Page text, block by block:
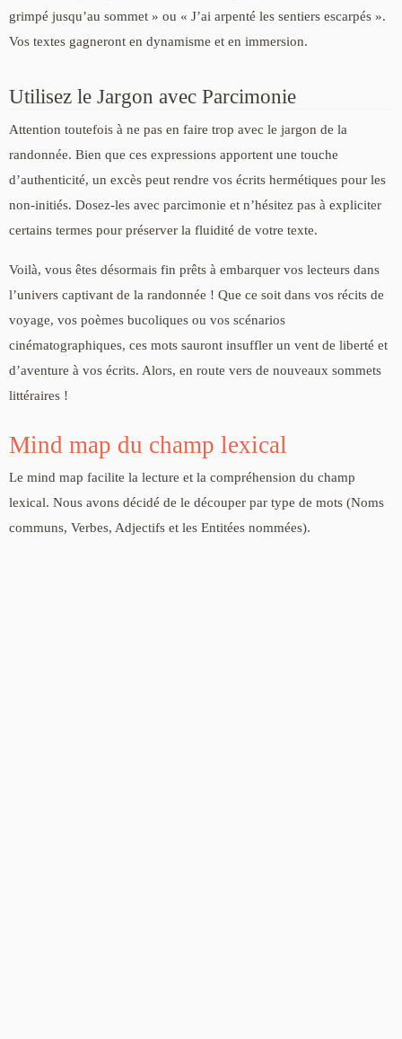
grimpé jusqu’au sommet » ou « J’ai arpenté les sentiers escarpés ».
Vos textes gagneront en dynamisme et en immersion.
Utilisez le Jargon avec Parcimonie
Attention toutefois à ne pas en faire trop avec le jargon de la
randonnée. Bien que ces expressions apportent une touche
d’authenticité, un excès peut rendre vos écrits hermétiques pour les
non-initiés. Dosez-les avec parcimonie et n’hésitez pas à expliciter
certains termes pour préserver la fluidité de votre texte.
Voilà, vous êtes désormais fin prêts à embarquer vos lecteurs dans
l’univers captivant de la randonnée ! Que ce soit dans vos récits de
voyage, vos poèmes bucoliques ou vos scénarios
cinématographiques, ces mots sauront insuffler un vent de liberté et
d’aventure à vos écrits. Alors, en route vers de nouveaux sommets
littéraires !
Mind map du champ lexical
Le mind map facilite la lecture et la compréhension du champ
lexical. Nous avons décidé de le découper par type de mots (Noms
communs, Verbes, Adjectifs et les Entitées nommées).